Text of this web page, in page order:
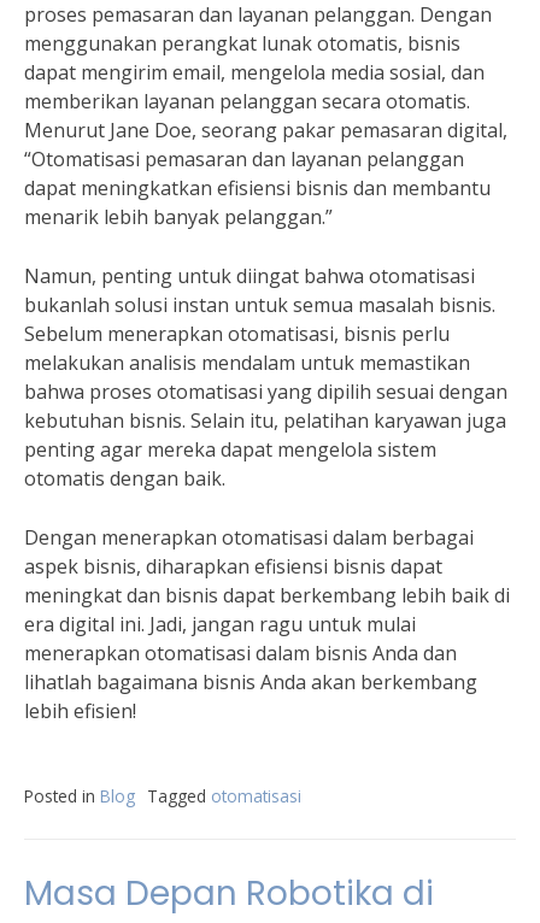
proses pemasaran dan layanan pelanggan. Dengan
menggunakan perangkat lunak otomatis, bisnis
dapat mengirim email, mengelola media sosial, dan
memberikan layanan pelanggan secara otomatis.
Menurut Jane Doe, seorang pakar pemasaran digital,
“Otomatisasi pemasaran dan layanan pelanggan
dapat meningkatkan efisiensi bisnis dan membantu
menarik lebih banyak pelanggan.”
Namun, penting untuk diingat bahwa otomatisasi
bukanlah solusi instan untuk semua masalah bisnis.
Sebelum menerapkan otomatisasi, bisnis perlu
melakukan analisis mendalam untuk memastikan
bahwa proses otomatisasi yang dipilih sesuai dengan
kebutuhan bisnis. Selain itu, pelatihan karyawan juga
penting agar mereka dapat mengelola sistem
otomatis dengan baik.
Dengan menerapkan otomatisasi dalam berbagai
aspek bisnis, diharapkan efisiensi bisnis dapat
meningkat dan bisnis dapat berkembang lebih baik di
era digital ini. Jadi, jangan ragu untuk mulai
menerapkan otomatisasi dalam bisnis Anda dan
lihatlah bagaimana bisnis Anda akan berkembang
lebih efisien!
Posted in Blog Tagged otomatisasi
Masa Depan Robotika di